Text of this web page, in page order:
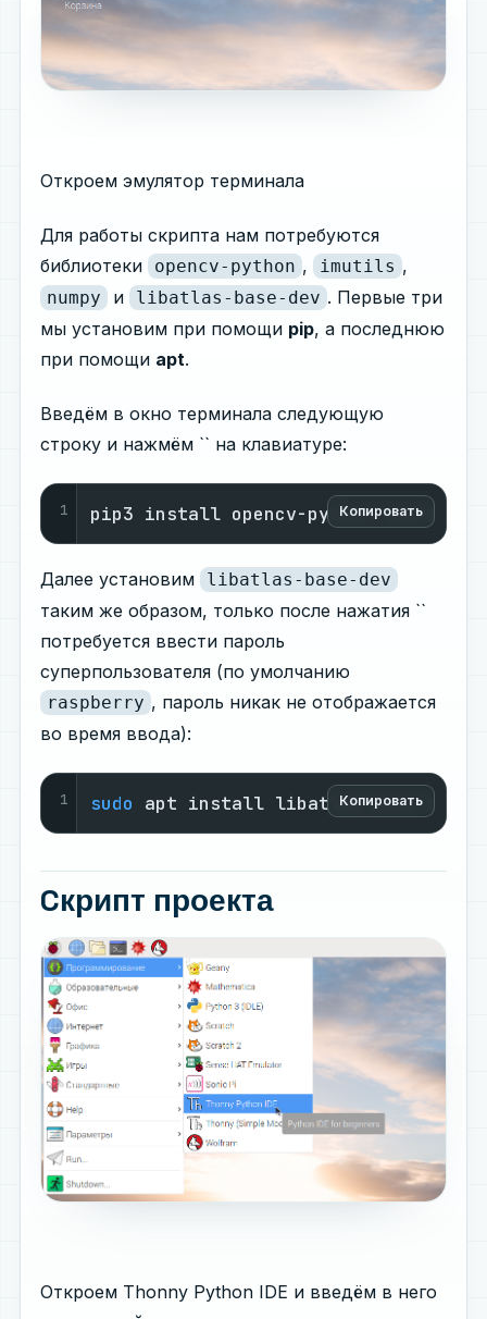
Откроем эмулятор терминала
Для работы скрипта нам потребуются
библиотеки
opencv-python , imutils ,
numpy и libatlas-base-dev . Первые три
мы установим при помощи pip, а последнюю
при помощи apt.
Введём в окно терминала следующую
строку и нажмём `` на клавиатуре:
Копировать
1 pip3 install opencv-python imutils
Далее установим libatlas-base-dev
таким же образом, только после нажатия ``
потребуется ввести пароль
суперпользователя (по умолчанию
raspberry , пароль никак не отображается
во время ввода):
Копировать
1 sudo apt install libatlas-base-dev
Cкрипт проекта
Откроем Thonny Python IDE и введём в него